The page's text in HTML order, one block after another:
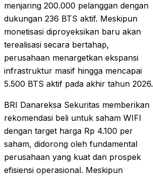
menjaring 200.000 pelanggan dengan
dukungan 236 BTS aktif. Meskipun
monetisasi diproyeksikan baru akan
terealisasi secara bertahap,
perusahaan menargetkan ekspansi
infrastruktur masif hingga mencapai
5.500 BTS aktif pada akhir tahun 2026.
BRI Danareksa Sekuritas memberikan
rekomendasi beli untuk saham WIFI
dengan target harga Rp 4.100 per
saham, didorong oleh fundamental
perusahaan yang kuat dan prospek
efisiensi operasional. Meskipun